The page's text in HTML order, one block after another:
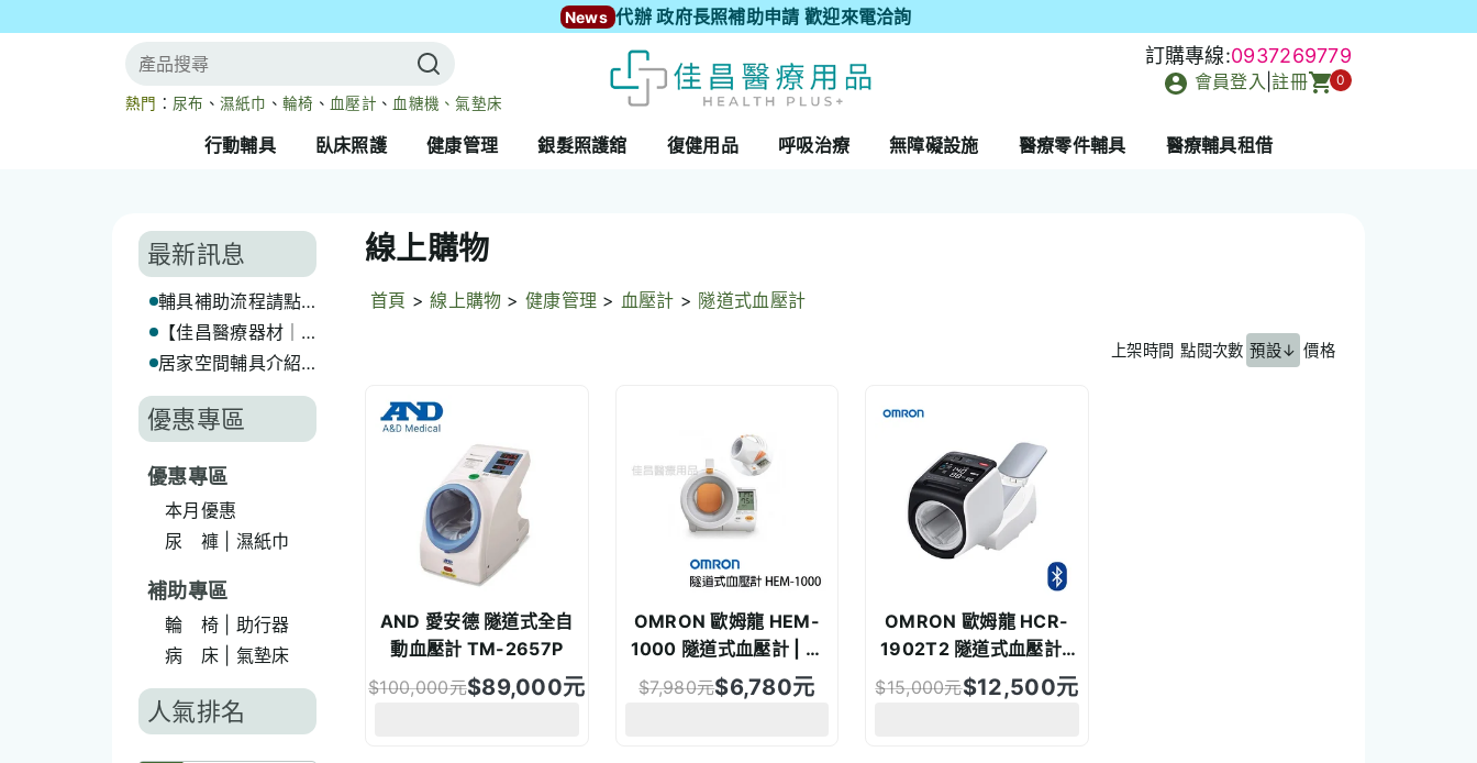
News 代辦 政府長照補助申請 歡迎來電洽詢
熱門 ： 尿布 、 濕紙巾 、輪椅 、 血壓計 、 血糖機、氣墊床
訂購專線:0937269779
會員登入 |註冊 0
行動輔具 臥床照護 健康管理 銀髮照護舘 復健用品 呼吸治療 無障礙設施 醫療零件輔具 醫療輔具租借
最新訊息
輔具補助流程請點
我
【佳昌醫療器材｜
長照輔具補助代辦
服務】
居家空間輔具介紹
(一) 浴廁篇(上)
優惠專區
優惠專區
本月優惠
尿 褲 | 濕紙巾
補助專區
輪 椅 | 助行器
病 床 | 氣墊床
人氣排名
線上購物
首頁 >線上購物 >健康管理 > 血壓計 > 隧道式血壓計
上架時間 點閱次數 預設↓ 價格
AND 愛安德 隧道式全自
動血壓計 TM-2657P
$100,000元$89,000元
OMRON 歐姆龍 HEM-
1000 隧道式血壓計 | 來
電享優惠價 原廠公司貨
$7,980元$6,780元
OMRON 歐姆龍 HCR-
1902T2 隧道式血壓計 |
來電享優惠價再打9折 免
運 原廠公司貨
$15,000元$12,500元